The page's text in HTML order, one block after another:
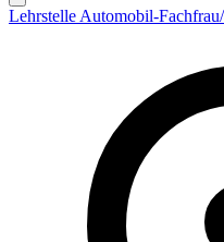
Lehrstelle Automobil-